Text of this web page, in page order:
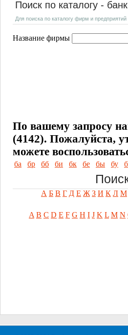
Поиск по каталогу -
Для поиска по каталогу фирм и
Название фирмы
По вашему запросу
(4142). Пожалуйста,
можете
ба бр бб би бк бе бы бу
А Б В Г Д Е Ж З И К Л М
A B C D E F G H I J K L M N